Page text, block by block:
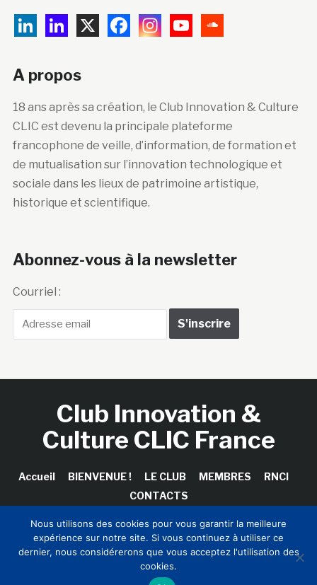
A propos
18 ans après sa création, le Club Innovation & Culture
CLIC est devenu la principale plateforme
francophone de veille, d’information, de formation et
de mutualisation sur l’innovation technologique et
sociale dans les lieux de patrimoine artistique,
historique et scientifique.
Abonnez-vous à la newsletter
Courriel :
Club Innovation &
Culture CLIC France
Accueil BIENVENUE ! LE CLUB MEMBRES
RNCI
CONTACTS
Copyright © 2026 Club Innovation & Culture CLIC France /
Sinapses Conseils
Nous utilisons des cookies pour vous garantir la meilleure
expérience sur notre site. Si vous continuez à utiliser ce
dernier, nous considérerons que vous acceptez l'utilisation des
cookies.